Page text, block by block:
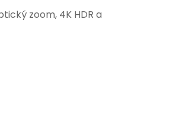
zoom, 4K HDR a